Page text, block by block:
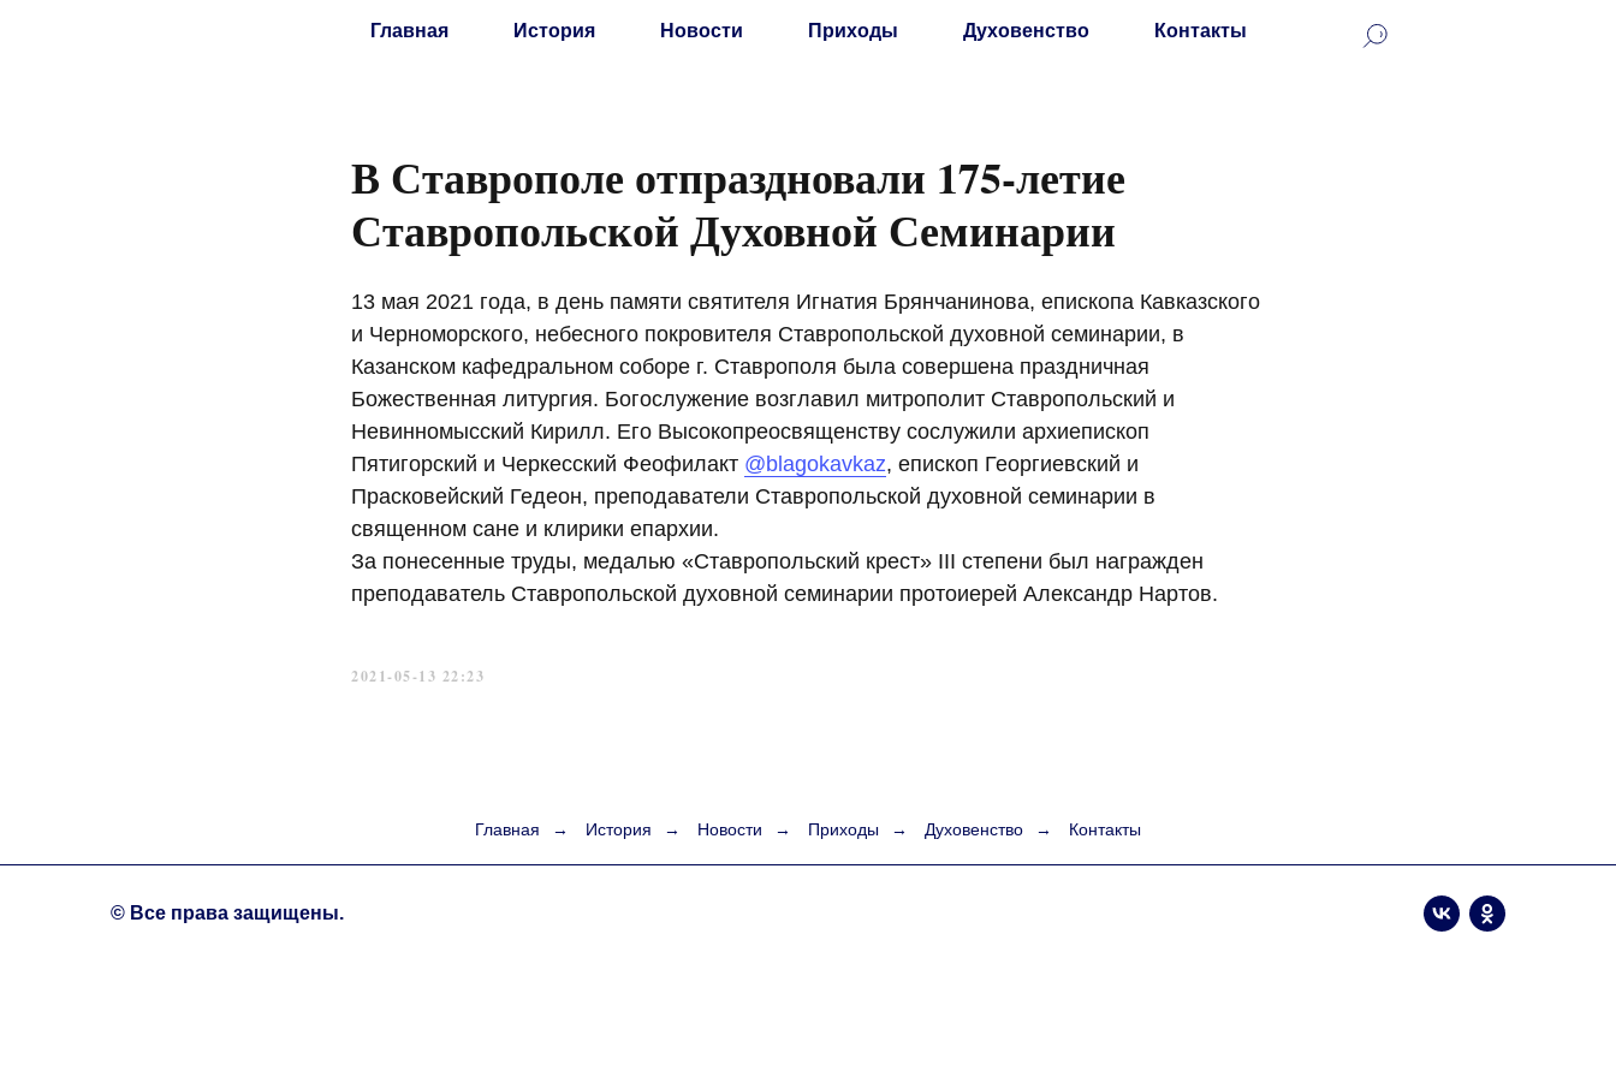
Главная История Новости Приходы Духовенство Контакты
В Ставрополе отпраздновали 175-летие
Ставропольской Духовной Семинарии
13 мая 2021 года, в день памяти святителя Игнатия Брянчанинова, епископа Кавказского
и Черноморского, небесного покровителя Ставропольской духовной семинарии, в
Казанском кафедральном соборе г. Ставрополя была совершена праздничная
Божественная литургия. Богослужение возглавил митрополит Ставропольский и
Невинномысский Кирилл. Его Высокопреосвященству сослужили архиепископ
Пятигорский и Черкесский Феофилакт @blagokavkaz, епископ Георгиевский и
Прасковейский Гедеон, преподаватели Ставропольской духовной семинарии в
священном сане и клирики епархии.
За понесенные труды, медалью «Ставропольский крест» III степени был награжден
преподаватель Ставропольской духовной семинарии протоиерей Александр Нартов.
2021-05-13 22:23
Главная → История → Новости → Приходы → Духовенство → Контакты
© Все права защищены.